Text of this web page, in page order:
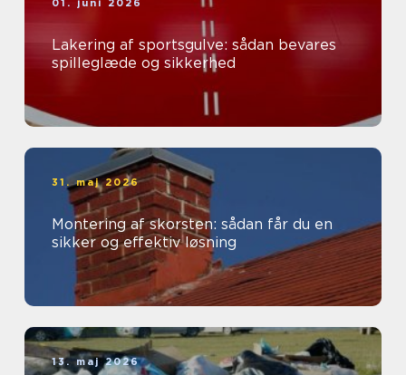
01. juni 2026
Lakering af sportsgulve: sådan bevares
spilleglæde og sikkerhed
31. maj 2026
Montering af skorsten: sådan får du en
sikker og effektiv løsning
13. maj 2026